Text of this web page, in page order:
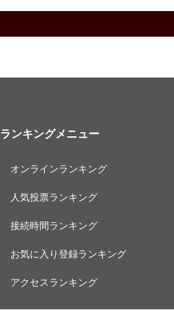
ランキングメニュー
オンラインランキング
人気投票ランキング
接続時間ランキング
お気に入り登録ランキング
アクセスランキング